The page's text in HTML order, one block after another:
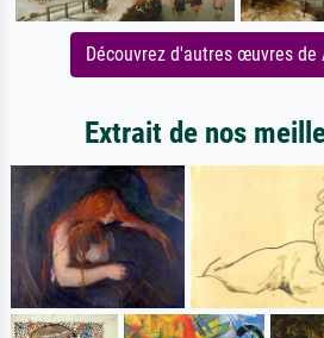
Découvrez d'autres œuvres de
Extrait de nos